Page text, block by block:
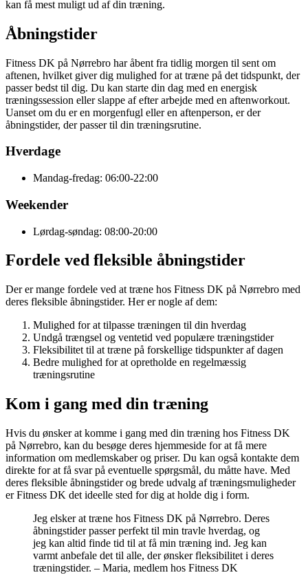
kan få mest muligt ud af din træning.
Åbningstider
Fitness DK på Nørrebro har åbent fra tidlig morgen til sent om
aftenen, hvilket giver dig mulighed for at træne på det tidspunkt, der
passer bedst til dig. Du kan starte din dag med en energisk
træningssession eller slappe af efter arbejde med en aftenworkout.
Uanset om du er en morgenfugl eller en aftenperson, er der
åbningstider, der passer til din træningsrutine.
Hverdage
Mandag-fredag: 06:00-22:00
Weekender
Lørdag-søndag: 08:00-20:00
Fordele ved fleksible åbningstider
Der er mange fordele ved at træne hos Fitness DK på Nørrebro med
deres fleksible åbningstider. Her er nogle af dem:
Mulighed for at tilpasse træningen til din hverdag
Undgå trængsel og ventetid ved populære træningstider
Fleksibilitet til at træne på forskellige tidspunkter af dagen
Bedre mulighed for at opretholde en regelmæssig
træningsrutine
Kom i gang med din træning
Hvis du ønsker at komme i gang med din træning hos Fitness DK
på Nørrebro, kan du besøge deres hjemmeside for at få mere
information om medlemskaber og priser. Du kan også kontakte dem
direkte for at få svar på eventuelle spørgsmål, du måtte have. Med
deres fleksible åbningstider og brede udvalg af træningsmuligheder
er Fitness DK det ideelle sted for dig at holde dig i form.
Jeg elsker at træne hos Fitness DK på Nørrebro. Deres
åbningstider passer perfekt til min travle hverdag, og
jeg kan altid finde tid til at få min træning ind. Jeg kan
varmt anbefale det til alle, der ønsker fleksibilitet i deres
træningstider. – Maria, medlem hos Fitness DK